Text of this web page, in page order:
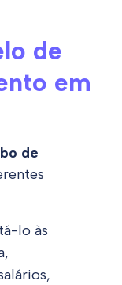
de
em
de
lo às